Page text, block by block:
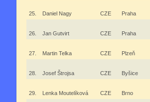
25. Daniel Nagy CZE Praha
26. Jan Gutvirt CZE Praha
27. Martin Telka CZE Plzeň
28. Josef Štrojsa CZE Byšice
29. Lenka Moutelíková CZE Brno